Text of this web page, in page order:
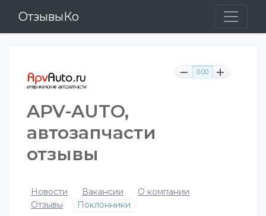
ОтзывыКо
0.00
APV-AUTO,
автозапчасти
отзывы
Новости Вакансии
О компании
Отзывы
Поклонники